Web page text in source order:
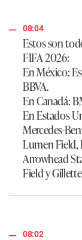
08:04
Estos son
FIFA 2026:
En México:
BBVA.
En Canadá:
En Estados
Mercedes-
Lumen Field,
Arrowhead
Field y
08:02